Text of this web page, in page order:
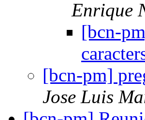
Enrique
[bcn-
[bcn-pm]
Jose Luis